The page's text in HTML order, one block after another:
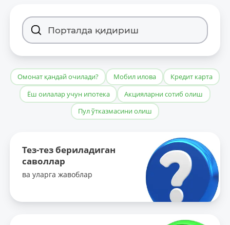
Омонат қандай очилади? Мобил илова
Кредит карта
Ёш оилалар учун ипотека
Акцияларни сотиб олиш
Пул ўтказмасини олиш
Тез-тез бериладиган
саволлар
ва уларга жавоблар